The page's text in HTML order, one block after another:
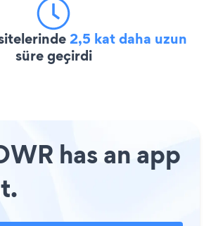
2,5 kat daha uzun
süre geçirdi
has an app